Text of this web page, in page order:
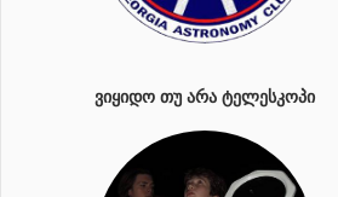
ᲕᲘᲧᲘᲓᲝ ᲗᲣ ᲐᲠᲐ ᲢᲔᲚᲔᲡᲙᲝᲞᲘ